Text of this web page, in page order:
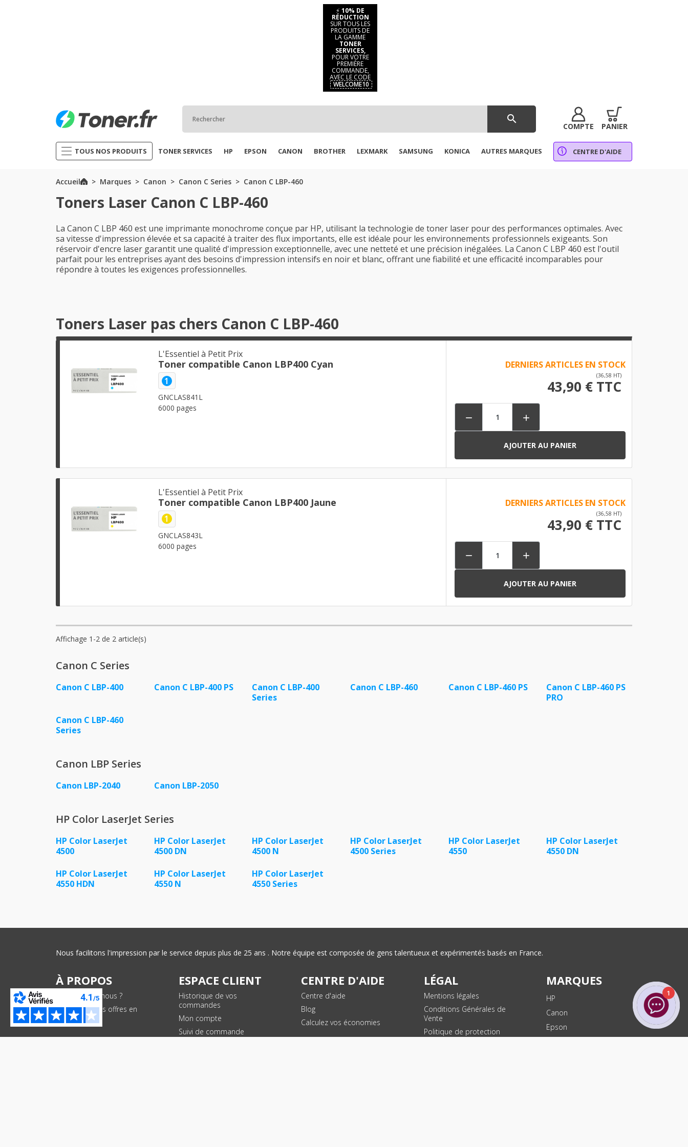
⚡ 10% DE
RÉDUCTION
SUR TOUS LES
PRODUITS DE
LA GAMME
TONER
SERVICES,
POUR VOTRE
PREMIÈRE
COMMANDE,
AVEC LE CODE
WELCOME10
search
COMPTE PANIER
TOUS NOS PRODUITS TONER SERVICES HP EPSON CANON BROTHER LEXMARK SAMSUNG KONICA AUTRES MARQUES CENTRE D'AIDE
Accueil Marques Canon Canon C Series Canon C LBP-460
Toners Laser Canon C LBP-460
La Canon C LBP 460 est une imprimante monochrome conçue par HP, utilisant la technologie de toner laser pour des performances optimales. Avec
sa vitesse d'impression élevée et sa capacité à traiter des flux importants, elle est idéale pour les environnements professionnels exigeants. Son
réservoir d'encre laser garantit une qualité d'impression exceptionnelle, avec une netteté et une précision inégalées. La Canon C LBP 460 est l'outil
parfait pour les entreprises ayant des besoins d'impression intensifs en noir et blanc, offrant une fiabilité et une efficacité incomparables pour
répondre à toutes les exigences professionnelles.
Toners Laser pas chers Canon C LBP-460
L'Essentiel à Petit Prix
Toner compatible Canon LBP400 Cyan
1
GNCLAS841L
6000 pages
DERNIERS ARTICLES EN STOCK
(36,58 HT)
43,90 € TTC
 
AJOUTER AU PANIER
L'Essentiel à Petit Prix
Toner compatible Canon LBP400 Jaune
1
GNCLAS843L
6000 pages
DERNIERS ARTICLES EN STOCK
(36,58 HT)
43,90 € TTC
 
AJOUTER AU PANIER
Affichage 1-2 de 2 article(s)
Canon C Series
Canon C LBP-400 Canon C LBP-400 PS
Canon C LBP-400
Series
Canon C LBP-460 Canon C LBP-460 PS
Canon C LBP-460 PS
PRO
Canon C LBP-460
Series
Canon LBP Series
Canon LBP-2040 Canon LBP-2050
HP Color LaserJet Series
HP Color LaserJet
4500
HP Color LaserJet
4500 DN
HP Color LaserJet
4500 N
HP Color LaserJet
4500 Series
HP Color LaserJet
4550
HP Color LaserJet
4550 DN
HP Color LaserJet
4550 HDN
HP Color LaserJet
4550 N
HP Color LaserJet
4550 Series
Nous facilitons l'impression par le service depuis plus de 25 ans . Notre équipe est composée de gens talentueux et expérimentés basés en France.
À PROPOS
Qui sommes-nous ?
Conditions des offres en
cours
ESPACE CLIENT
Historique de vos
commandes
Mon compte
Suivi de commande
CENTRE D'AIDE
Centre d'aide
Blog
Calculez vos économies
LÉGAL
Mentions légales
Conditions Générales de
Vente
Politique de protection
MARQUES
HP
Canon
Epson
1